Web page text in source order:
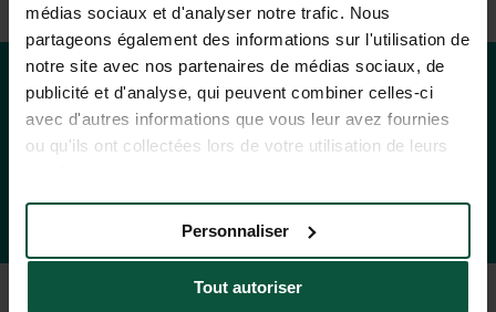
médias sociaux et d'analyser notre trafic. Nous
partageons également des informations sur l'utilisation de
notre site avec nos partenaires de médias sociaux, de
publicité et d'analyse, qui peuvent combiner celles-ci
avec d'autres informations que vous leur avez fournies
ou qu'ils ont collectées lors de votre utilisation de leurs
Tout autoriser
Personnaliser
Tarifas y disponibilidad